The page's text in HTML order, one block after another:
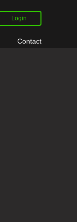
Login
Contact